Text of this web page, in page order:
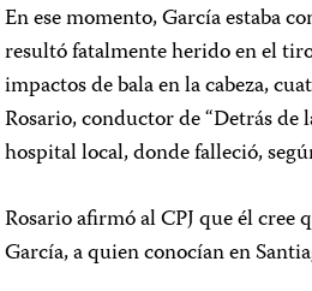
En ese momento, García estaba
resultó fatalmente herido en el
impactos de bala en la cabeza,
Rosario, conductor de “Detrás
hospital local, donde falleció,
Rosario afirmó al CPJ que él cree
García, a quien conocían en